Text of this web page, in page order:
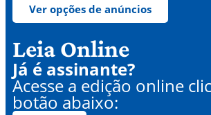
Ver opções de anúncios
Leia Online
Já é assinante?
Acesse a edição online
botão abaixo: